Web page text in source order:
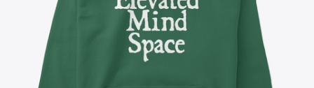
Vendi ovunque
Vendi qualsiasi cosa